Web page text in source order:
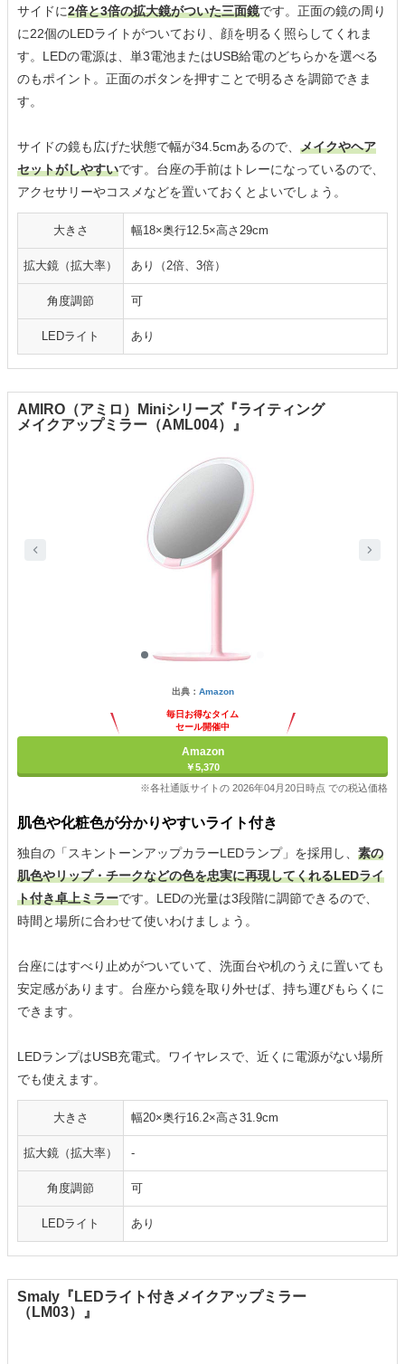
サイドに2倍と3倍の拡大鏡がついた三面鏡です。正面の鏡の周り
に22個のLEDライトがついており、顔を明るく照らしてくれま
す。LEDの電源は、単3電池またはUSB給電のどちらかを選べる
のもポイント。正面のボタンを押すことで明るさを調節できま
す。
サイドの鏡も広げた状態で幅が34.5cmあるので、 メイクやヘア
セットがしやすいです。台座の手前はトレーになっているので、
アクセサリーやコスメなどを置いておくとよいでしょう。
大きさ 幅18×奥行12.5×高さ29cm
拡大鏡（拡大率） あり（2倍、3倍）
角度調節 可
LEDライト あり
AMIRO（アミロ）Miniシリーズ『ライティング
メイクアップミラー（AML004）』
出典： Amazon
毎日お得なタイム
セール開催中
Amazon
￥5,370
※各社通販サイトの 2026年04月20日時点 での税込価格
肌色や化粧色が分かりやすいライト付き
独自の「スキントーンアップカラーLEDランプ」を採用し、 素の
肌色やリップ・チークなどの色を忠実に再現してくれるLEDライ
ト付き卓上ミラーです。LEDの光量は3段階に調節できるので、
時間と場所に合わせて使いわけましょう。
台座にはすべり止めがついていて、洗面台や机のうえに置いても
安定感があります。台座から鏡を取り外せば、持ち運びもらくに
できます。
LEDランプはUSB充電式。ワイヤレスで、近くに電源がない場所
でも使えます。
大きさ 幅20×奥行16.2×高さ31.9cm
拡大鏡（拡大率） -
角度調節 可
LEDライト あり
Smaly『LEDライト付きメイクアップミラー
（LM03）』